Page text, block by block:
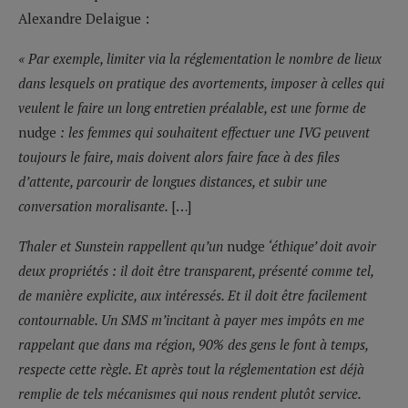
Alexandre Delaigue :
« Par exemple, limiter via la réglementation le nombre de lieux
dans lesquels on pratique des avortements, imposer à celles qui
veulent le faire un long entretien préalable, est une forme de
nudge : les femmes qui souhaitent effectuer une IVG peuvent
toujours le faire, mais doivent alors faire face à des files
d’attente, parcourir de longues distances, et subir une
conversation moralisante. […]
Thaler et Sunstein rappellent qu’un nudge ‘éthique’ doit avoir
deux propriétés : il doit être transparent, présenté comme tel,
de manière explicite, aux intéressés. Et il doit être facilement
contournable. Un SMS m’incitant à payer mes impôts en me
rappelant que dans ma région, 90% des gens le font à temps,
respecte cette règle. Et après tout la réglementation est déjà
remplie de tels mécanismes qui nous rendent plutôt service.